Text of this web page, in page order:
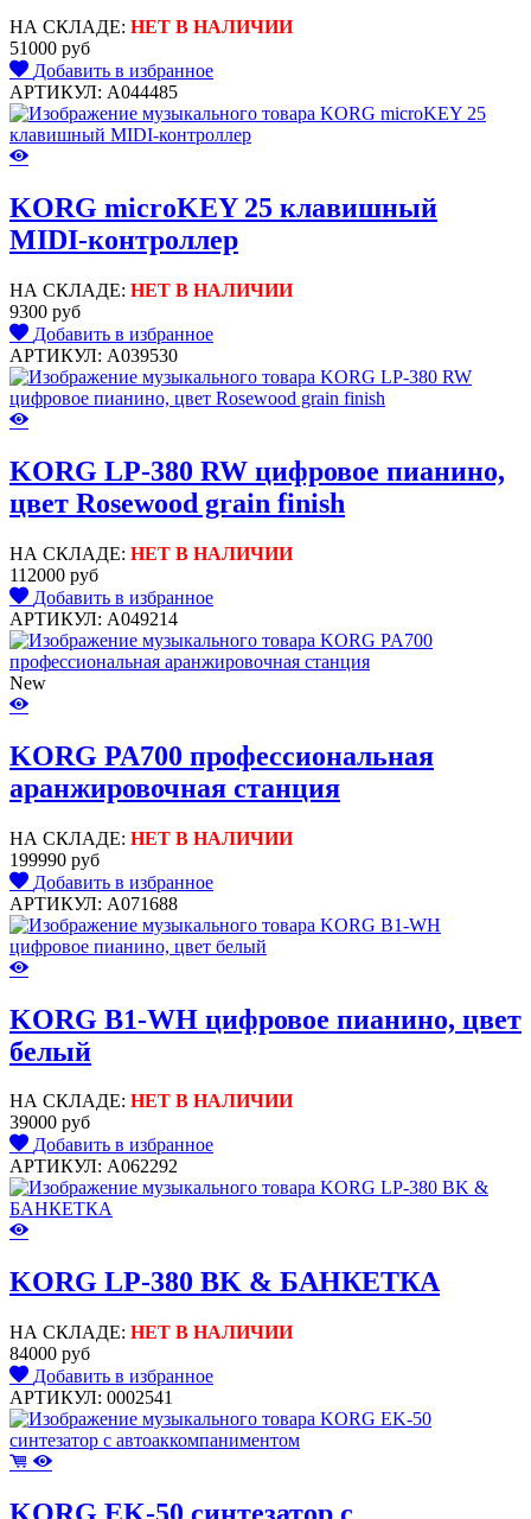
НА СКЛАДЕ: НЕТ В НАЛИЧИИ
51000 руб
Добавить в избранное
АРТИКУЛ: A044485
KORG microKEY 25 клавишный
MIDI-контроллер
НА СКЛАДЕ: НЕТ В НАЛИЧИИ
9300 руб
Добавить в избранное
АРТИКУЛ: A039530
KORG LP-380 RW цифровое пианино,
цвет Rosewood grain finish
НА СКЛАДЕ: НЕТ В НАЛИЧИИ
112000 руб
Добавить в избранное
АРТИКУЛ: A049214
New
KORG PA700 профессиональная
аранжировочная станция
НА СКЛАДЕ: НЕТ В НАЛИЧИИ
199990 руб
Добавить в избранное
АРТИКУЛ: A071688
KORG B1-WH цифровое пианино, цвет
белый
НА СКЛАДЕ: НЕТ В НАЛИЧИИ
39000 руб
Добавить в избранное
АРТИКУЛ: A062292
KORG LP-380 BK & БАНКЕТКА
НА СКЛАДЕ: НЕТ В НАЛИЧИИ
84000 руб
Добавить в избранное
АРТИКУЛ: 0002541